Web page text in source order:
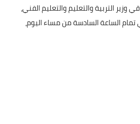
التربية والتعليم والتعليم الفني،
الساعة السادسة من مساء اليوم،